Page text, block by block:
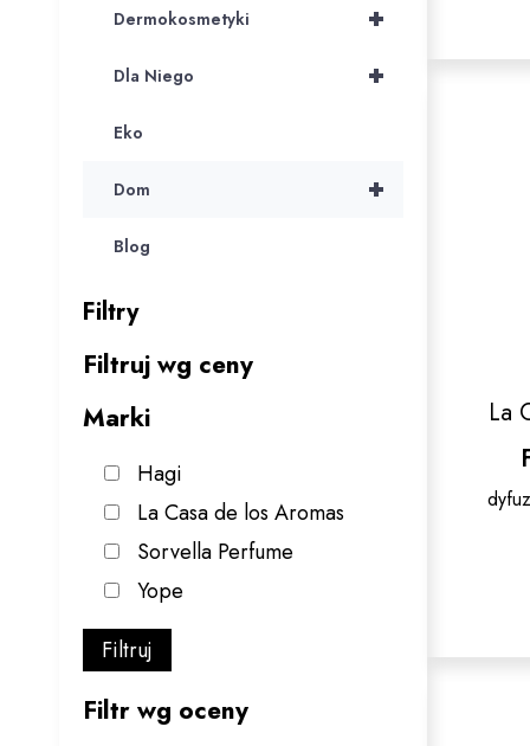
+
Dermokosmetyki
+
Dla Niego
Eko
+
Dom
Blog
Filtry
Filtruj wg ceny
Marki
Hagi
La Casa de los Aromas
Sorvella Perfume
Yope
Filtruj
Filtr wg oceny
La